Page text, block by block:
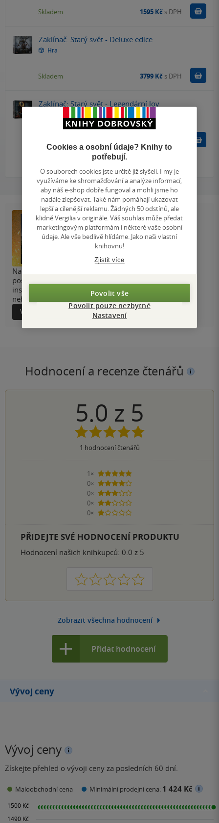
Skladem 1595 Kč s DPH
Zaklínač: Starý svět - Deluxe edice
Hra
Skladem 3799 Kč s DPH
Zaklínač: Starý svět - Legendární lov
Nad Thornfieldem visí kletba a Jane Airová může být
poslední nadějí na její prolomení. Gotická romantasy
inspirovaná Janou Eyrovou plná magie, tajemství a
nebezpečí.
Více informací
Hodnocení a recenze čtenářů
5.0 z 5
1 hodnocení čtenářů
1×
5 hvězdiček
0×
4 hvězdičky
0×
3 hvězdičky
0×
2 hvězdičky
0×
1 hvezdička
PŘIDEJTE SVÉ HODNOCENÍ PRODUKTU
Hodnocení našich knihkupců: 0.0 z 5
1 2 3 4 5
Zobrazit všechna hodnocení
Přidat hodnocení
Vývoj ceny
Vývoj ceny
Získejte přehled o vývoji ceny za posledních 60 dní.
Maloobchodní cena Minimální prodejní cena: 1 424 Kč
Cookies a osobní údaje? Knihy to
potřebují.
O souborech cookies jste určitě již slyšeli. I my je
využíváme ke shromažďování a analýze informací,
aby náš e-shop dobře fungoval a mohli jsme ho
nadále zlepšovat. Také nám pomáhají ukazovat
lepší a cílenější reklamu. Žádných 50 odstínů, ale
klidně Vergilia v originále. Váš souhlas může předat
marketingovým platformám i některé vaše osobní
údaje. Ale vše bedlivě hlídáme. Jako naši vlastní
knihovnu!
Zjistit více
Povolit vše
Povolit pouze nezbytné
Nastavení